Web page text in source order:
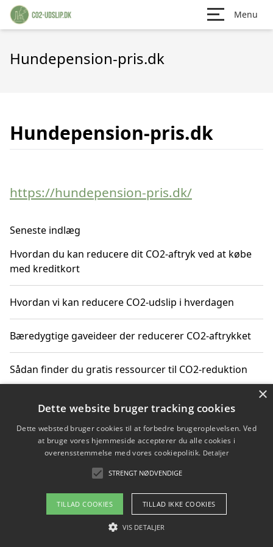
Menu
Hundepension-pris.dk
Hundepension-pris.dk
https://hundepension-pris.dk/
Seneste indlæg
Hvordan du kan reducere dit CO2-aftryk ved at købe
med kreditkort
Hvordan vi kan reducere CO2-udslip i hverdagen
Bæredygtige gaveideer der reducerer CO2-aftrykket
Sådan finder du gratis ressourcer til CO2-reduktion
Hvordan gadgets til hjemmet kan reducere CO2-udslip
Copyright 2026 - Pilanto Aps
Om / kontakt
Blog Betingelser
×
Dette website bruger tracking cookies
Dette websted bruger cookies til at forbedre brugeroplevelsen. Ved
at bruge vores hjemmeside accepterer du alle cookies i
overensstemmelse med vores cookiepolitik. Detaljer
STRENGT NØDVENDIGE
TILLAD COOKIES TILLAD IKKE COOKIES
VIS DETALJER